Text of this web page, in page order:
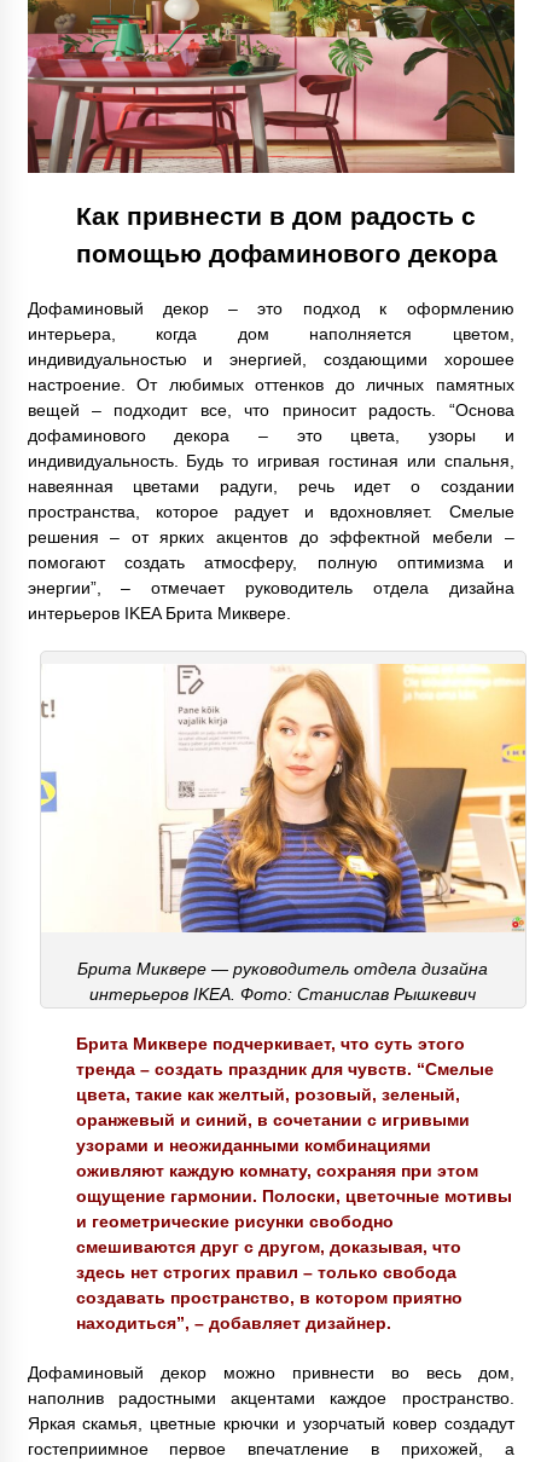
Как привнести в дом радость с
помощью дофаминового декора
Дофаминовый декор – это подход к оформлению
интерьера, когда дом наполняется цветом,
индивидуальностью и энергией, создающими хорошее
настроение. От любимых оттенков до личных памятных
вещей – подходит все, что приносит радость. “Основа
дофаминового декора – это цвета, узоры и
индивидуальность. Будь то игривая гостиная или спальня,
навеянная цветами радуги, речь идет о создании
пространства, которое радует и вдохновляет. Смелые
решения – от ярких акцентов до эффектной мебели –
помогают создать атмосферу, полную оптимизма и
энергии”, – отмечает руководитель отдела дизайна
интерьеров IKEA Брита Миквере.
Брита Миквере — руководитель отдела дизайна
интерьеров IKEA. Фото: Станислав Рышкевич
Брита Миквере подчеркивает, что суть этого
тренда – создать праздник для чувств. “Смелые
цвета, такие как желтый, розовый, зеленый,
оранжевый и синий, в сочетании с игривыми
узорами и неожиданными комбинациями
оживляют каждую комнату, сохраняя при этом
ощущение гармонии. Полоски, цветочные мотивы
и геометрические рисунки свободно
смешиваются друг с другом, доказывая, что
здесь нет строгих правил – только свобода
создавать пространство, в котором приятно
находиться”, – добавляет дизайнер.
Дофаминовый декор можно привнести во весь дом,
наполнив радостными акцентами каждое пространство.
Яркая скамья, цветные крючки и узорчатый ковер создадут
гостеприимное первое впечатление в прихожей, а